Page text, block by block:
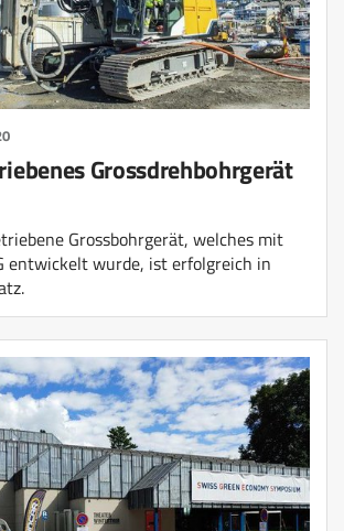
Grossdrehbohrgerät
Grossbohrgerät, welches mit
entwickelt wurde, ist erfolgreich in